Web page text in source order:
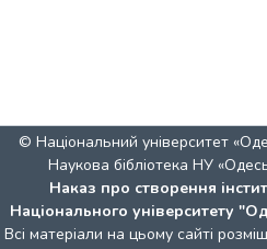
© Національний університет
Наукова бібліотека НУ
Наказ про створення
Національного університету
Всі матеріали на цьому сайті